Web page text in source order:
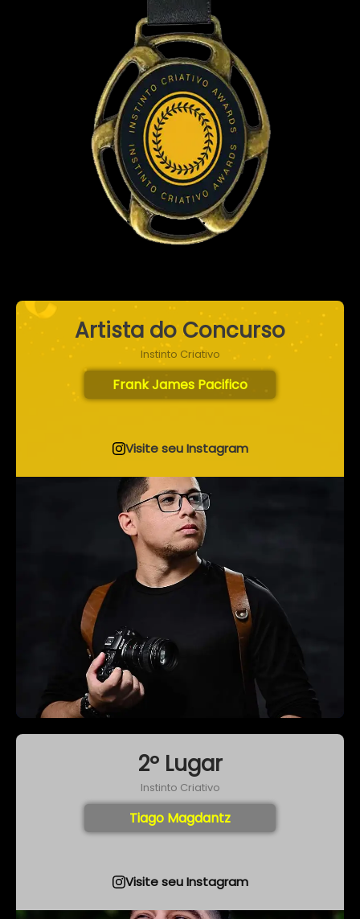
Artista do Concurso
Instinto Criativo
Frank James Pacifico
Visite seu Instagram
2º Lugar
Instinto Criativo
Tiago Magdantz
Visite seu Instagram